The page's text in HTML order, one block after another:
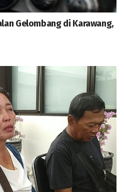
Gelombang di Karawang,